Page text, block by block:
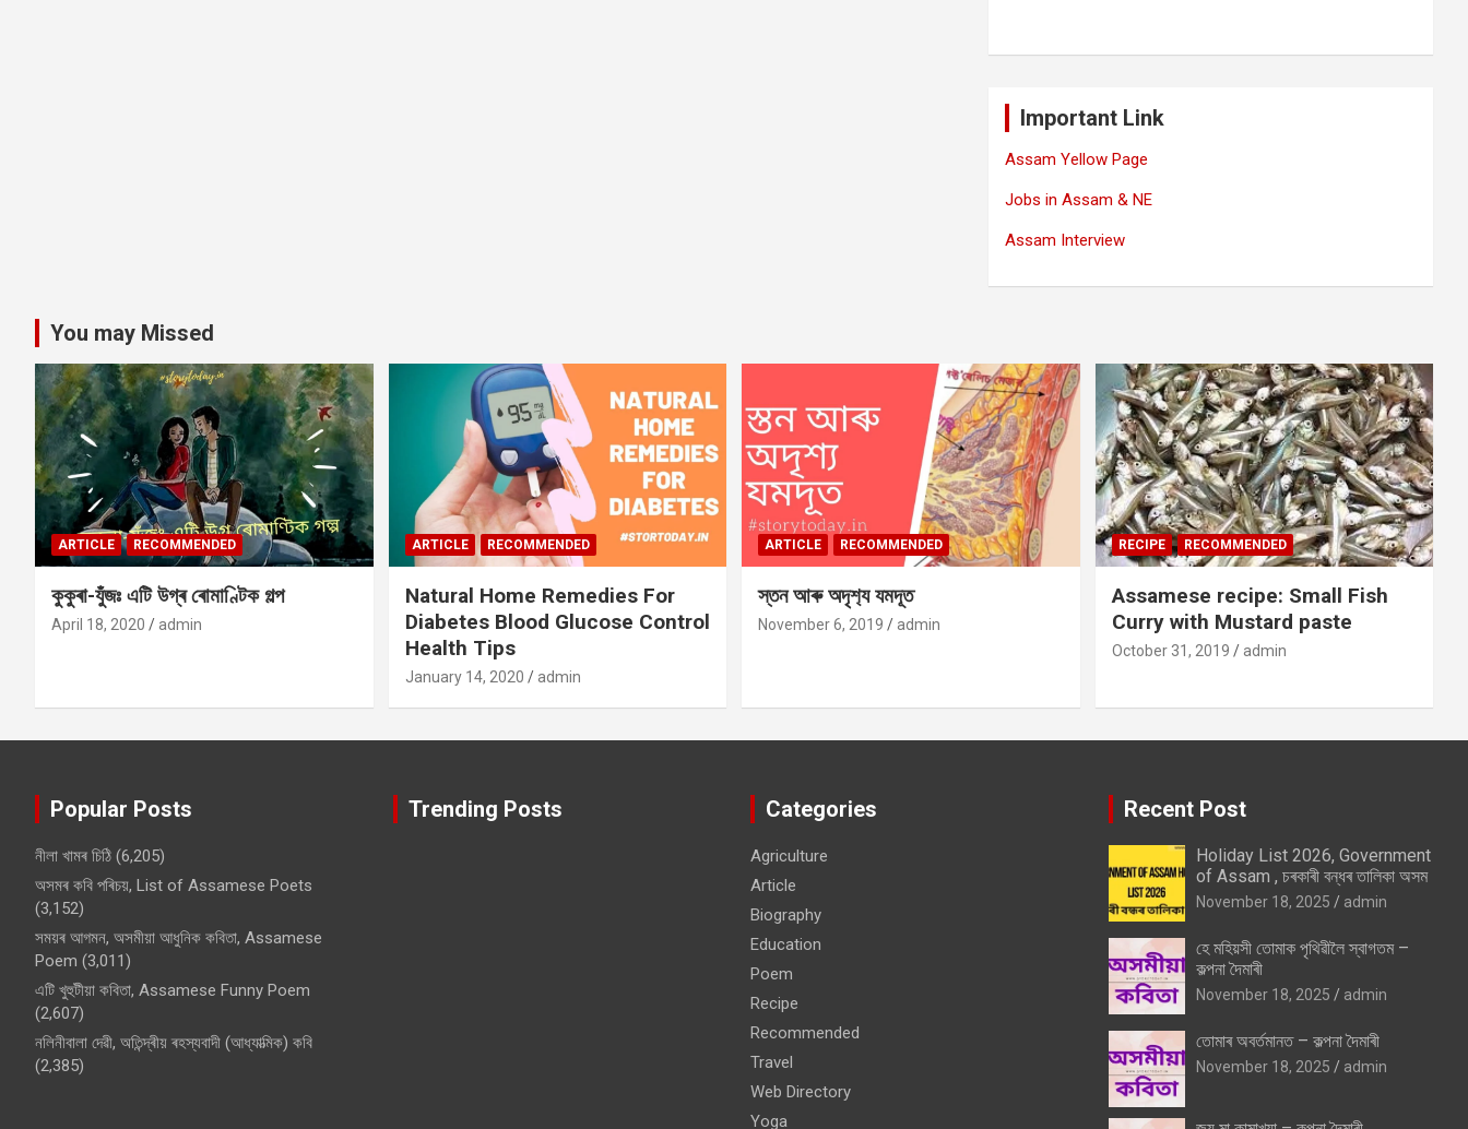
Important Link
Assam Yellow Page
Jobs in Assam & NE
Assam Interview
You may Missed
ARTICLE RECOMMENDED
কুকুৰা-যুঁজঃ এটি উগ্ৰ ৰোমাণ্টিক গল্প
April 18, 2020 admin
ARTICLE RECOMMENDED
Natural Home Remedies For
Diabetes Blood Glucose Control
Health Tips
January 14, 2020 admin
ARTICLE RECOMMENDED
স্তন আৰু অদৃশ‍্য যমদূত
November 6, 2019 admin
RECIPE RECOMMENDED
Assamese recipe: Small Fish
Curry with Mustard paste
October 31, 2019 admin
Popular Posts
নীলা খামৰ চিঠি (6,205)
অসমৰ কবি পৰিচয়, List of Assamese Poets
(3,152)
সময়ৰ আগমন, অসমীয়া আধুনিক কবিতা, Assamese
Poem (3,011)
এটি খুহুটীয়া কবিতা, Assamese Funny Poem
(2,607)
নলিনীবালা দেৱী, অতিন্দ্ৰীয় ৰহস্যবাদী (আধ্যাত্মিক) কবি
(2,385)
Trending Posts Categories
Agriculture
Article
Biography
Education
Poem
Recipe
Recommended
Travel
Web Directory
Yoga
Recent Post
Holiday List 2026, Government
of Assam , চৰকাৰী বন্ধৰ তালিকা অসম
November 18, 2025 admin
হে মহিয়সী তোমাক পৃথিৱীলৈ স্বাগতম –
কল্পনা দৈমাৰী
November 18, 2025 admin
তোমাৰ অবৰ্তমানত – কল্পনা দৈমাৰী
November 18, 2025 admin